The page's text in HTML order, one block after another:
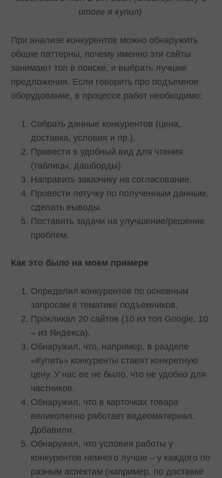
итоге я купил)
При анализе конкурентов можно обнаружить
общие паттерны, почему именно эти сайты
занимают топ в поиске, и выбрать лучшие
предложения. Если говорить про подъемное
оборудование, в процессе работ необходимо:
Собрать данные конкурентов (цена,
доставка, условия и пр.).
Привести в удобный вид для чтения
(таблицы, дашборды).
Направить заказчику на согласование.
Провести летучку по полученным данным,
сделать выводы.
Поставить задачи на улучшение/решение
проблем.
Как это было на моем примере
Определил конкурентов по основным
запросам в тематике подъемников.
Прокликал 20 сайтов (10 из топ Google, 10
– из Яндекса).
Обнаружил, что, например, в разделе
«Купить» конкуренты ставят конкретную
цену. У нас ее не было, что не удобно для
частников.
Обнаружил, что в карточках товара
великолепно работает видеоматериал.
Добавили.
Обнаружил, что условия работы у
конкурентов немного лучше – у каждого по
разным аспектам (например, по доставке